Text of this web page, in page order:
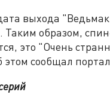
выхода
Таким образом,
это "Очень
этом сообщал